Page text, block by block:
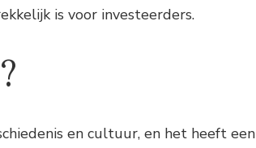
is voor investeerders.
en cultuur, en het heeft een